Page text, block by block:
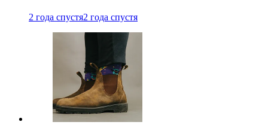
2 года спустя2 года спустя